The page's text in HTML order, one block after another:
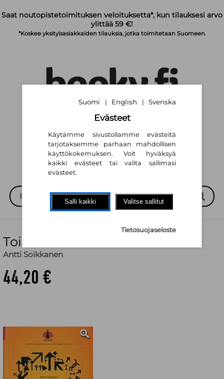
Saat noutopistetoimituksen veloituksetta*, kun tilauksesi arvo
ylittää 59 €!
*Koskee yksityisasiakkaiden tilauksia, jotka toimitetaan Suomeen.
English |
Toimiva kuva kaaoksessa
Antti Soikkanen
44,20 €
Suomi | English | Svenska
Evästeet
Käytämme sivustollamme evästeitä
tarjotaksemme parhaan mahdollisen
käyttökokemuksen. Voit hyväksyä
kaikki evästeet tai valita sallimasi
evästeet.
Salli kaikki Valitse sallitut
Tietosuojaseloste